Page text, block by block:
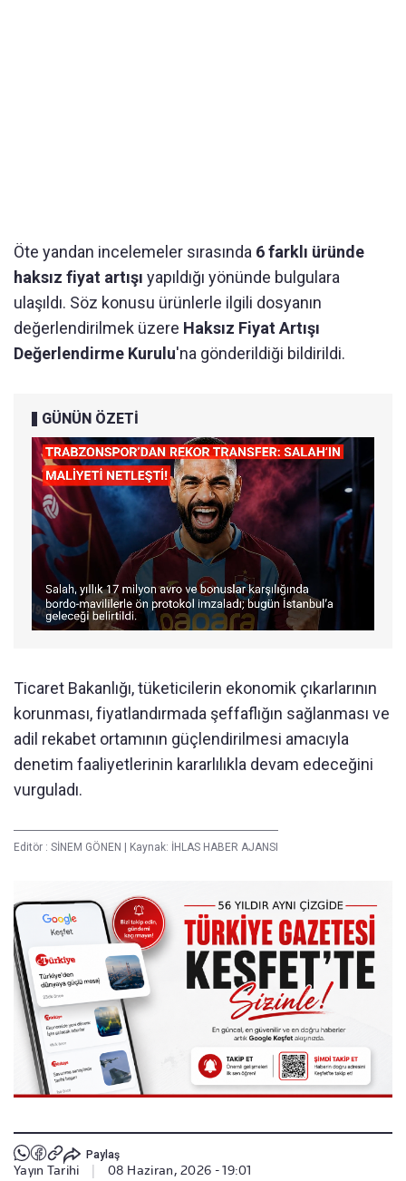
Öte yandan incelemeler sırasında 6 farklı üründe
haksız fiyat artışı yapıldığı yönünde bulgulara
ulaşıldı. Söz konusu ürünlerle ilgili dosyanın
değerlendirilmek üzere Haksız Fiyat Artışı
Değerlendirme Kurulu'na gönderildiği bildirildi.
GÜNÜN ÖZETİ
Ticaret Bakanlığı, tüketicilerin ekonomik çıkarlarının
korunması, fiyatlandırmada şeffaflığın sağlanması ve
adil rekabet ortamının güçlendirilmesi amacıyla
denetim faaliyetlerinin kararlılıkla devam edeceğini
vurguladı.
Editör : SİNEM GÖNEN | Kaynak: İHLAS HABER AJANSI
Paylaş
Yayın Tarihi 08 Haziran, 2026 - 19:01